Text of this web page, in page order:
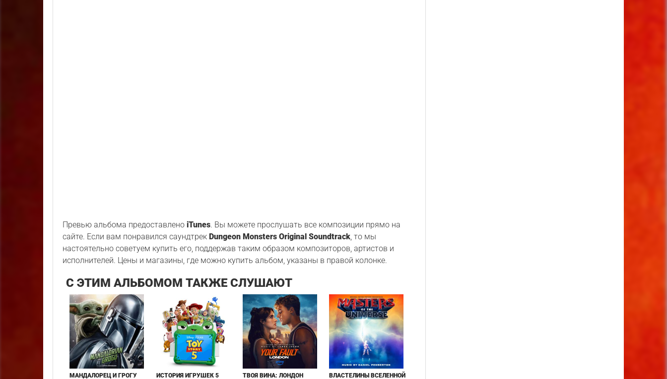
Превью альбома предоставленоiTunes. Вы можете прослушать все композиции прямо на
сайте. Если вам понравился саундтрек Dungeon Monsters Original Soundtrack, то мы
настоятельно советуем купить его, поддержав таким образом композиторов, артистов и
исполнителей. Цены и магазины, где можно купить альбом, указаны в правой колонке.
С ЭТИМ АЛЬБОМОМ ТАКЖЕ СЛУШАЮТ
МАНДАЛОРЕЦ И ГРОГУ ИСТОРИЯ ИГРУШЕК 5 ТВОЯ ВИНА: ЛОНДОН ВЛАСТЕЛИНЫ ВСЕЛЕННОЙ